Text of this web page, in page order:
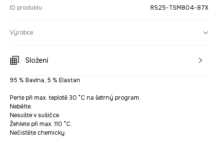
ID produktu RS25-TSM804-87X
Výrobce
Složení
95 % Bavlna, 5 % Elastan
Perte při max. teplotě 30 °C na šetrný program.
Nebělte.
Nesušte v sušičce.
Žehlete při max. 110 °C.
Nečistěte chemicky.